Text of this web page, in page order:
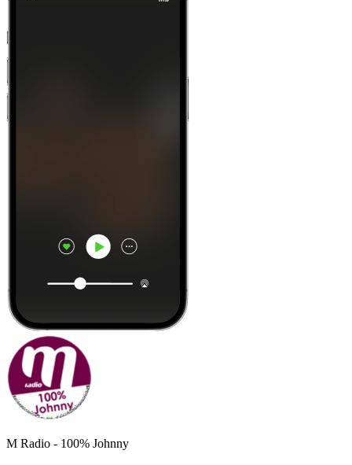
M Radio - 100% Johnny